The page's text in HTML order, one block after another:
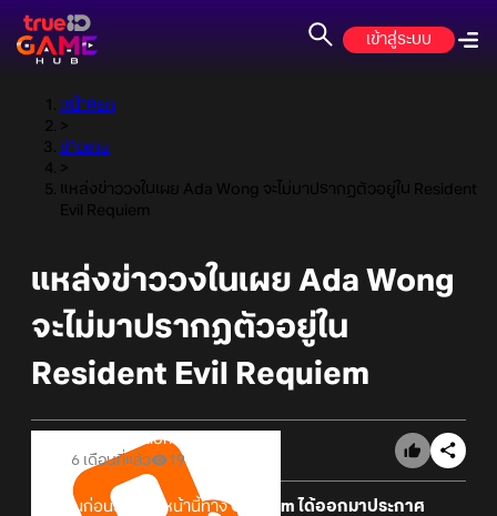
เข้าสู่ระบบ
หน้าแรก
>
ข่าวเกม
>
แหล่งข่าววงในเผย Ada Wong จะไม่มาปรากฏตัวอยู่ใน Resident
Evil Requiem
แหล่งข่าววงในเผย Ada Wong
จะไม่มาปรากฏตัวอยู่ใน
Resident Evil Requiem
Online Station
6 เดือนที่แล้ว
19
ขอเกริ่นก่อนว่า ก่อนหน้านี้ทางCapcom ได้ออกมาประกาศ